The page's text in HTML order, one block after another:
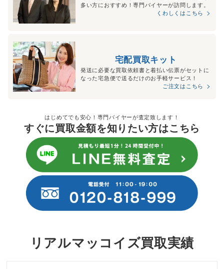
多い方におすすめ！専門バイヤーが訪問します。
くわしくはこちら
宅配買取キット
発送に必要な買取依頼書と着払い伝票がセットに
なった宅急便で送るだけのお手軽サービス！
ご注文はこちら
はじめてでも安心！専門バイヤーが査定致します！
すぐに買取金額を知りたい方はこちら
リアルマッコイズ買取実績